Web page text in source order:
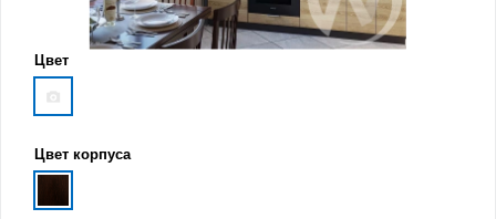
Цвет
Цвет корпуса